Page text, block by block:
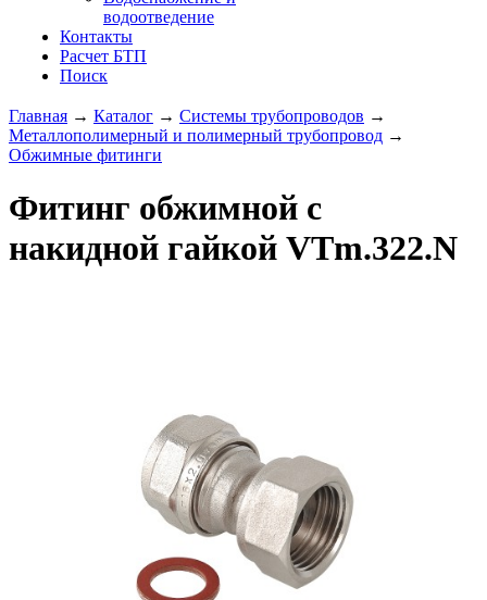
водоотведение
Контакты
Расчет БТП
Поиск
Главная → Каталог → Системы трубопроводов →
Металлополимерный и полимерный трубопровод →
Обжимные фитинги
Фитинг обжимной с
накидной гайкой VTm.322.N